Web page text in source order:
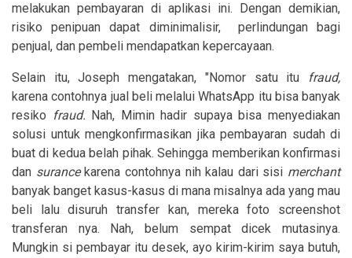
melakukan pembayaran di aplikasi ini. Dengan demikian,
risiko penipuan dapat diminimalisir, perlindungan bagi
penjual, dan pembeli mendapatkan kepercayaan.
Selain itu, Joseph mengatakan, "Nomor satu itu
fraud,
karena contohnya jual beli melalui WhatsApp itu bisa banyak
resiko fraud. Nah, Mimin hadir supaya bisa menyediakan
solusi untuk mengkonfirmasikan jika pembayaran sudah di
buat di kedua belah pihak. Sehingga memberikan konfirmasi
dan surancekarena contohnya nih kalau dari sisi merchant
banyak banget kasus-kasus di mana misalnya ada yang mau
beli lalu disuruh transfer kan, mereka foto screenshot
transferan nya. Nah, belum sempat dicek mutasinya.
Mungkin si pembayar itu desek, ayo kirim-kirim saya butuh,